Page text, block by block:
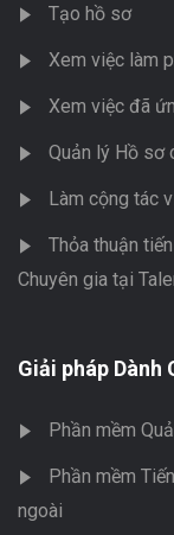
Tạo hồ sơ
Xem việc làm
Xem việc đã
Quản lý Hồ sơ
Làm cộng tác
Thỏa thuận
Chuyên gia tại
Giải pháp Dành
Phần mềm
Phần mềm
ngoài